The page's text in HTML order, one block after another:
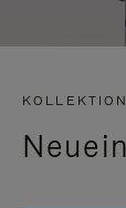
KOLLEKTION